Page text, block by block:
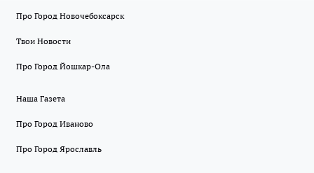
Про Город Новочебоксарск
Твои Новости
Про Город Йошкар-Ола
Наша Газета
Про Город Иваново
Про Город Ярославль